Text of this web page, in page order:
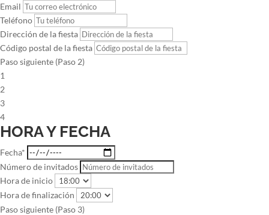
Email
Teléfono
Dirección de la fiesta
Código postal de la fiesta
Paso siguiente (Paso 2)
1
2
3
4
HORA Y FECHA
Fecha*
Número de invitados
Hora de inicio
Hora de finalización
Paso siguiente (Paso 3)